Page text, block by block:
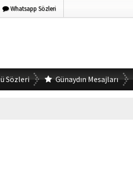
Whatsapp Sözleri
Sözleri Günaydın Mesajları